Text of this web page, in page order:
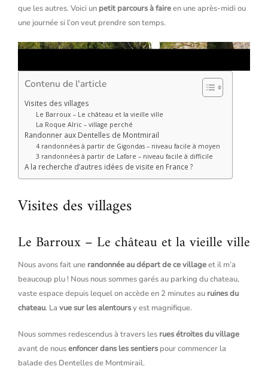
que les autres. Voici un petit parcours à faireen une après-midi ou
une journée si l’on veut prendre son temps.
Les Dentelles et le Barroux :abonnez-vousà ma chaîne si ce
Contenu de l'article
Visites des villages
Le Barroux – Le château et la vieille ville
La Roque Alric – village perché
Randonner aux Dentelles de Montmirail
4 randonnées à partir de Gigondas – niveau facile à moyen
3 randonnées à partir de Lafare – niveau facile à difficile
A la recherche d’autres idées de visite en France ?
Visites des villages
Le Barroux – Le château et la vieille ville
Nous avons fait une randonnée au départ de ce villageet il m’a
beaucoup plu ! Nous nous sommes garés au parking du chateau,
vaste espace depuis lequel on accède en 2 minutes au ruines du
chateau. La vue sur les alentoursy est magnifique.
Nous sommes redescendus à travers les rues étroites du village
avant de nousenfoncer dans les sentiers pour commencer la
balade des Dentelles de Montmirail.